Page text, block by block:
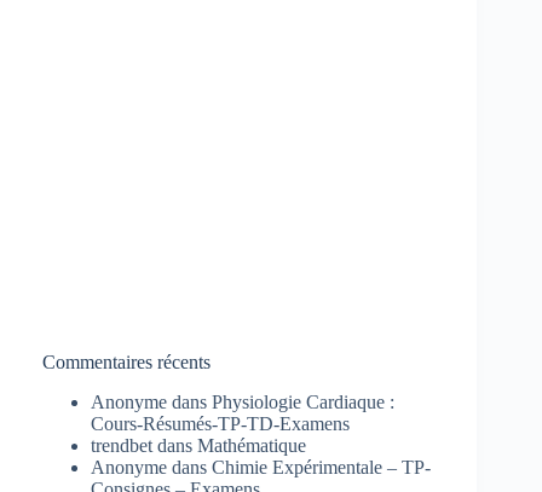
Commentaires récents
Anonyme dans Physiologie Cardiaque :
Cours-Résumés-TP-TD-Examens
trendbet dans Mathématique
Anonyme dans Chimie Expérimentale – TP-